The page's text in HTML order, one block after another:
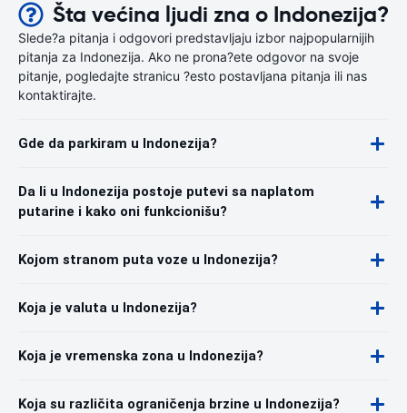
Šta većina ljudi zna o Indonezija?
Slede?a pitanja i odgovori predstavljaju izbor najpopularnijih
pitanja za Indonezija. Ako ne prona?ete odgovor na svoje
pitanje, pogledajte stranicu ?esto postavljana pitanja ili nas
kontaktirajte.
Gde da parkiram u Indonezija?
Da li u Indonezija postoje putevi sa naplatom
putarine i kako oni funkcionišu?
Kojom stranom puta voze u Indonezija?
Koja je valuta u Indonezija?
Koja je vremenska zona u Indonezija?
Koja su različita ograničenja brzine u Indonezija?